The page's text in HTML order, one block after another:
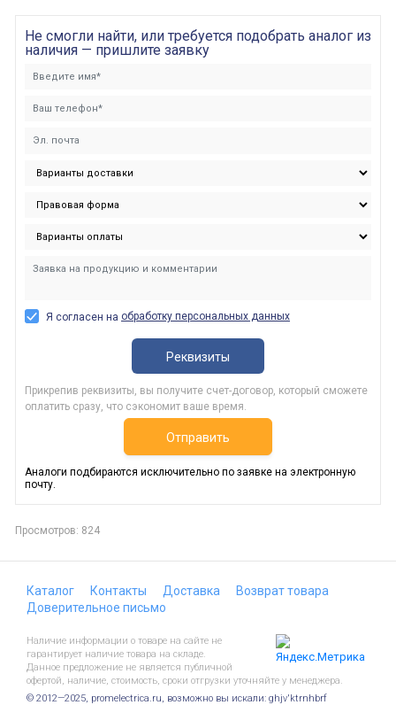
Не смогли найти, или требуется подобрать аналог из
наличия — пришлите заявку
Я согласен на обработку персональных данных
Реквизиты
Прикрепив реквизиты, вы получите счет-договор, который сможете
оплатить сразу, что сэкономит ваше время.
Отправить
Аналоги подбираются исключительно по заявке на электронную
почту.
Просмотров: 824
Каталог Контакты Доставка
Возврат товара
Доверительное письмо
Наличие информации о товаре на сайте не
гарантирует наличие товара на складе.
Данное предложение не является публичной
офертой, наличие, стоимость, сроки отгрузки уточняйте у менеджера.
© 2012—2025, promelectrica.ru, возможно вы искали: ghjv'ktrnhbrf